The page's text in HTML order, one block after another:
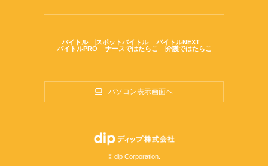
バイトル スポットバイトル
バイトルNEXT
バイトルPRO
ナースではたらこ 介護ではたらこ
パソコン表示画面へ
© dip Corporation.